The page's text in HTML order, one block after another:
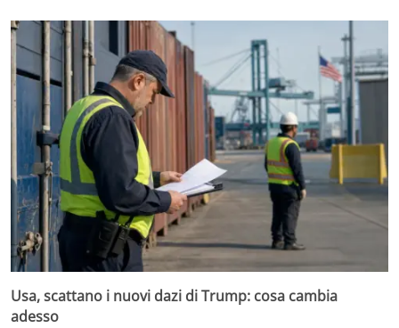
Usa, scattano i nuovi dazi di Trump: cosa cambia
adesso